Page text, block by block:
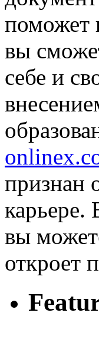
поможет
вы
себе и
признан
карьере.
вы
откроет